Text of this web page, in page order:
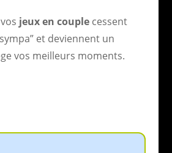
jeux en couplecessent
et deviennent un
vos meilleurs moments.